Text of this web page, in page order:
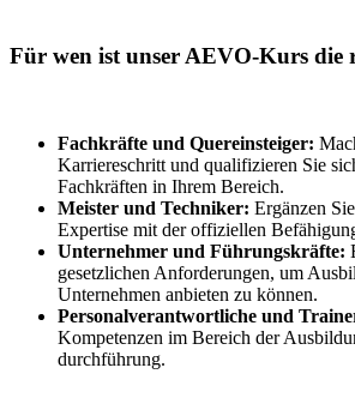
Für wen ist unser AEVO-Kurs die
Fachkräfte und Quereinsteiger:
Karriereschritt und qualifizieren Sie
Fachkräften in Ihrem Bereich.
Meister und Techniker: Ergänzen
Expertise mit der offiziellen
Unternehmer und Führungskräfte:
gesetzlichen Anforderungen, um
Unternehmen anbieten zu können.
Personalverantwortliche und
Kompetenzen im Bereich der
durchführung.